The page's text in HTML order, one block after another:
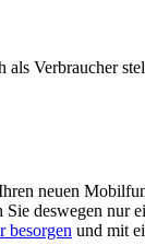
Verbraucher
neuen
Sie deswegen nur
besorgen und mit